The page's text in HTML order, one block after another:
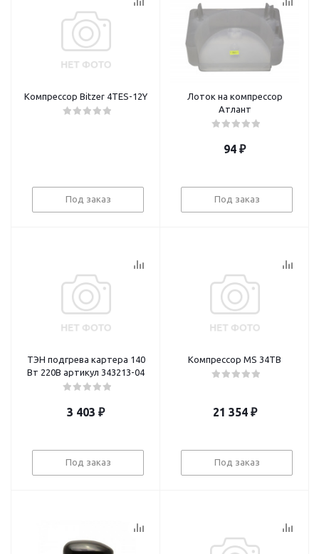
Компрессор Bitzer 4TES-12Y
Под заказ
Лоток на компрессор
Атлант
94 ₽
Под заказ
ТЭН подгрева картера 140
Вт 220В артикул 343213-04
3 403 ₽
Под заказ
Компрессор MS 34ТB
21 354₽
Под заказ